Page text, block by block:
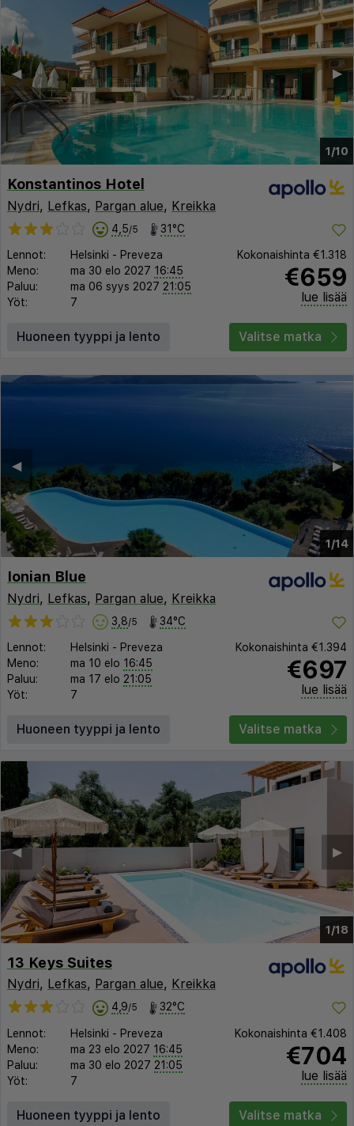
1/10
▶︎
◀︎
Konstantinos Hotel
Nydri, Lefkas, Pargan alue, Kreikka
4,5/5 31°C
Lennot: Helsinki - Preveza
Meno:
ma 30 elo 2027 16:45
Paluu:
ma 06 syys 2027 21:05
Yöt:
7
Kokonaishinta €1.318
€659
lue lisää
Huoneen tyyppi ja lento Valitse matka
1/14
▶︎
◀︎
Ionian Blue
Nydri, Lefkas, Pargan alue, Kreikka
3,8/5 34°C
Lennot: Helsinki - Preveza
Meno:
ma 10 elo 16:45
Paluu:
ma 17 elo 21:05
Yöt:
7
Kokonaishinta €1.394
€697
lue lisää
Huoneen tyyppi ja lento Valitse matka
1/18
▶︎
◀︎
13 Keys Suites
Nydri, Lefkas, Pargan alue, Kreikka
4,9/5 32°C
Lennot: Helsinki - Preveza
Meno:
ma 23 elo 2027 16:45
Paluu:
ma 30 elo 2027 21:05
Yöt:
7
Kokonaishinta €1.408
€704
lue lisää
Huoneen tyyppi ja lento Valitse matka